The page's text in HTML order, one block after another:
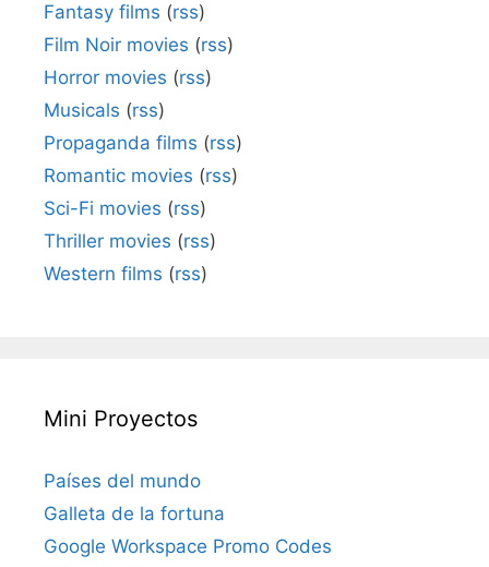
Fantasy films (rss)
Film Noir movies (rss)
Horror movies (rss)
Musicals (rss)
Propaganda films (rss)
Romantic movies (rss)
Sci-Fi movies (rss)
Thriller movies (rss)
Western films (rss)
Mini Proyectos
Países del mundo
Galleta de la fortuna
Google Workspace Promo Codes